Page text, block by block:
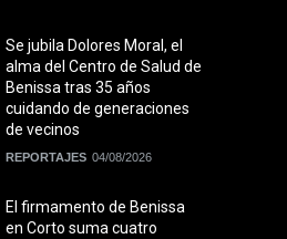
Se jubila Dolores Moral, el
alma del Centro de Salud de
Benissa tras 35 años
cuidando de generaciones
de vecinos
REPORTAJES 04/08/2026
El firmamento de Benissa
en Corto suma cuatro